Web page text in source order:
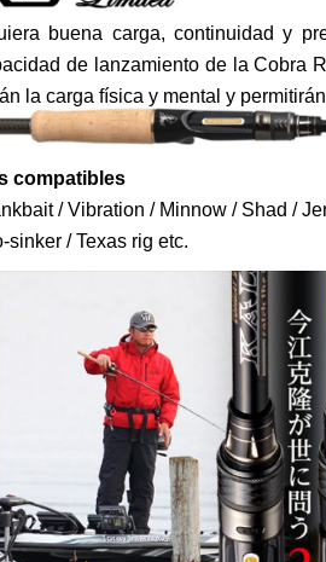
buena carga, continuidad y
de lanzamiento de la Cobra
la carga física y mental y
compatibles
/ Vibration / Minnow / Shad /
sinker / Texas rig etc.